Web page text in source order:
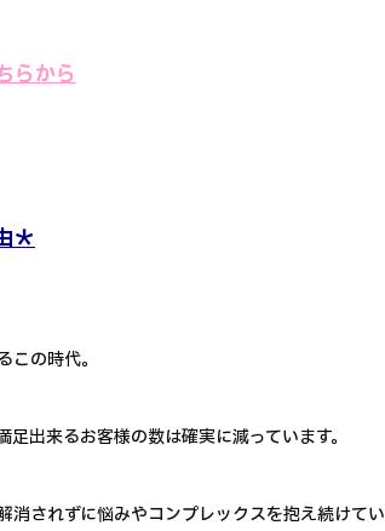
らから
＊
の時代。
出来るお客様の数は確実に減っています。
されずに悩みやコンプレックスを抱え続けてい